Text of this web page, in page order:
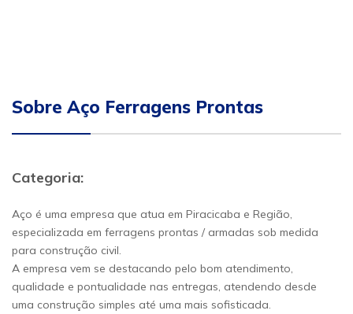
Sobre Aço Ferragens Prontas
Categoria:
Aço é uma empresa que atua em Piracicaba e Região,
especializada em ferragens prontas / armadas sob medida
para construção civil.
A empresa vem se destacando pelo bom atendimento,
qualidade e pontualidade nas entregas, atendendo desde
uma construção simples até uma mais sofisticada.